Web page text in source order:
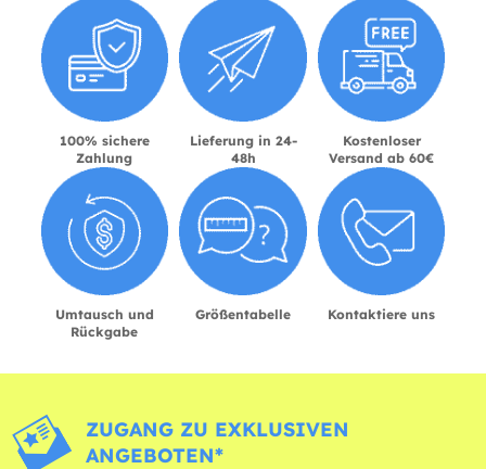
100% sichere
Zahlung
Lieferung in 24-
48h
Kostenloser
Versand ab 60€
Umtausch und
Rückgabe
Größentabelle Kontaktiere uns
ZUGANG ZU EXKLUSIVEN
ANGEBOTEN*